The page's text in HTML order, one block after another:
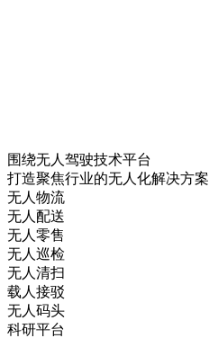
围绕无人驾驶技术平台
打造聚焦行业的无人化解决方案
无人物流
无人配送
无人零售
无人巡检
无人清扫
载人接驳
无人码头
科研平台